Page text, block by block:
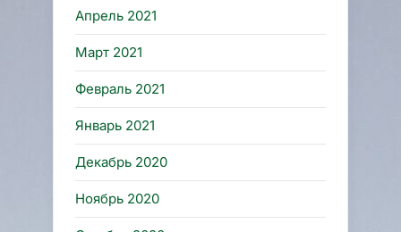
Апрель 2021
Март 2021
Февраль 2021
Январь 2021
Декабрь 2020
Ноябрь 2020